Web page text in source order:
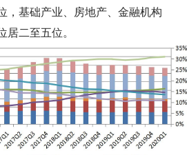
，基础产业、房地产、金融机构
二至五位。